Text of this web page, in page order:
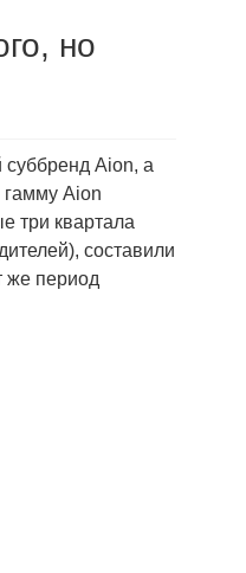
но
суббренд Aion, а
гамму Aion
три квартала
составили
же период